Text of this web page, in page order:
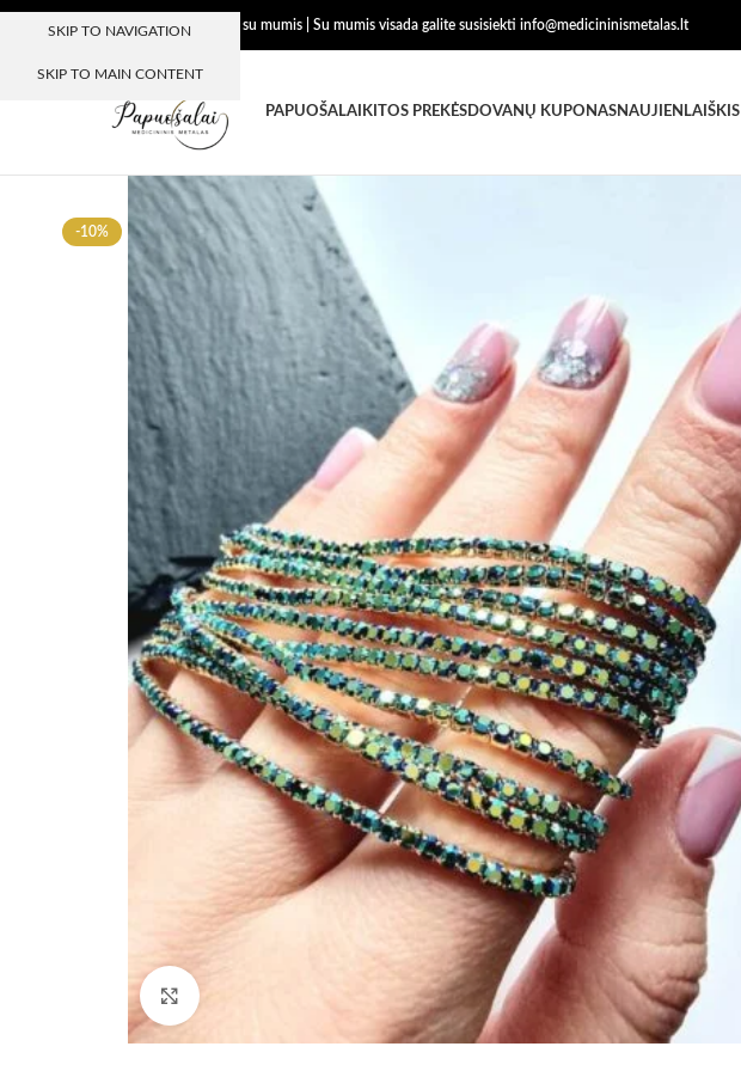
SKIP TO NAVIGATION
SKIP TO MAIN CONTENT
Dėkojame, kad esate su mumis | Su mumis visada galite susisiekti info@medicininismetalas.lt
PAPUOŠALAI KITOS PREKĖSDOVANŲ KUPONASNAUJIENLAIŠKIS
-10%